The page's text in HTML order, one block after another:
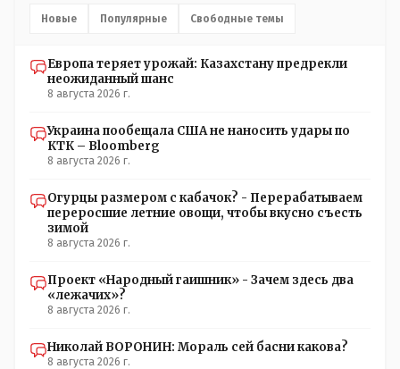
Новые Популярные Свободные темы
Европа теряет урожай: Казахстану предрекли
неожиданный шанс
8 августа 2026 г.
Украина пообещала США не наносить удары по
КТК – Bloomberg
8 августа 2026 г.
Огурцы размером с кабачок? - Перерабатываем
переросшие летние овощи, чтобы вкусно съесть
зимой
8 августа 2026 г.
Проект «Народный гаишник» - Зачем здесь два
«лежачих»?
8 августа 2026 г.
Николай ВОРОНИН: Мораль сей басни какова?
8 августа 2026 г.